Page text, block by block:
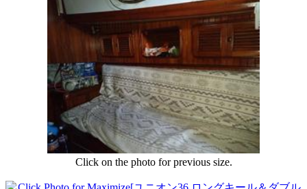
Click on the photo for previous size.